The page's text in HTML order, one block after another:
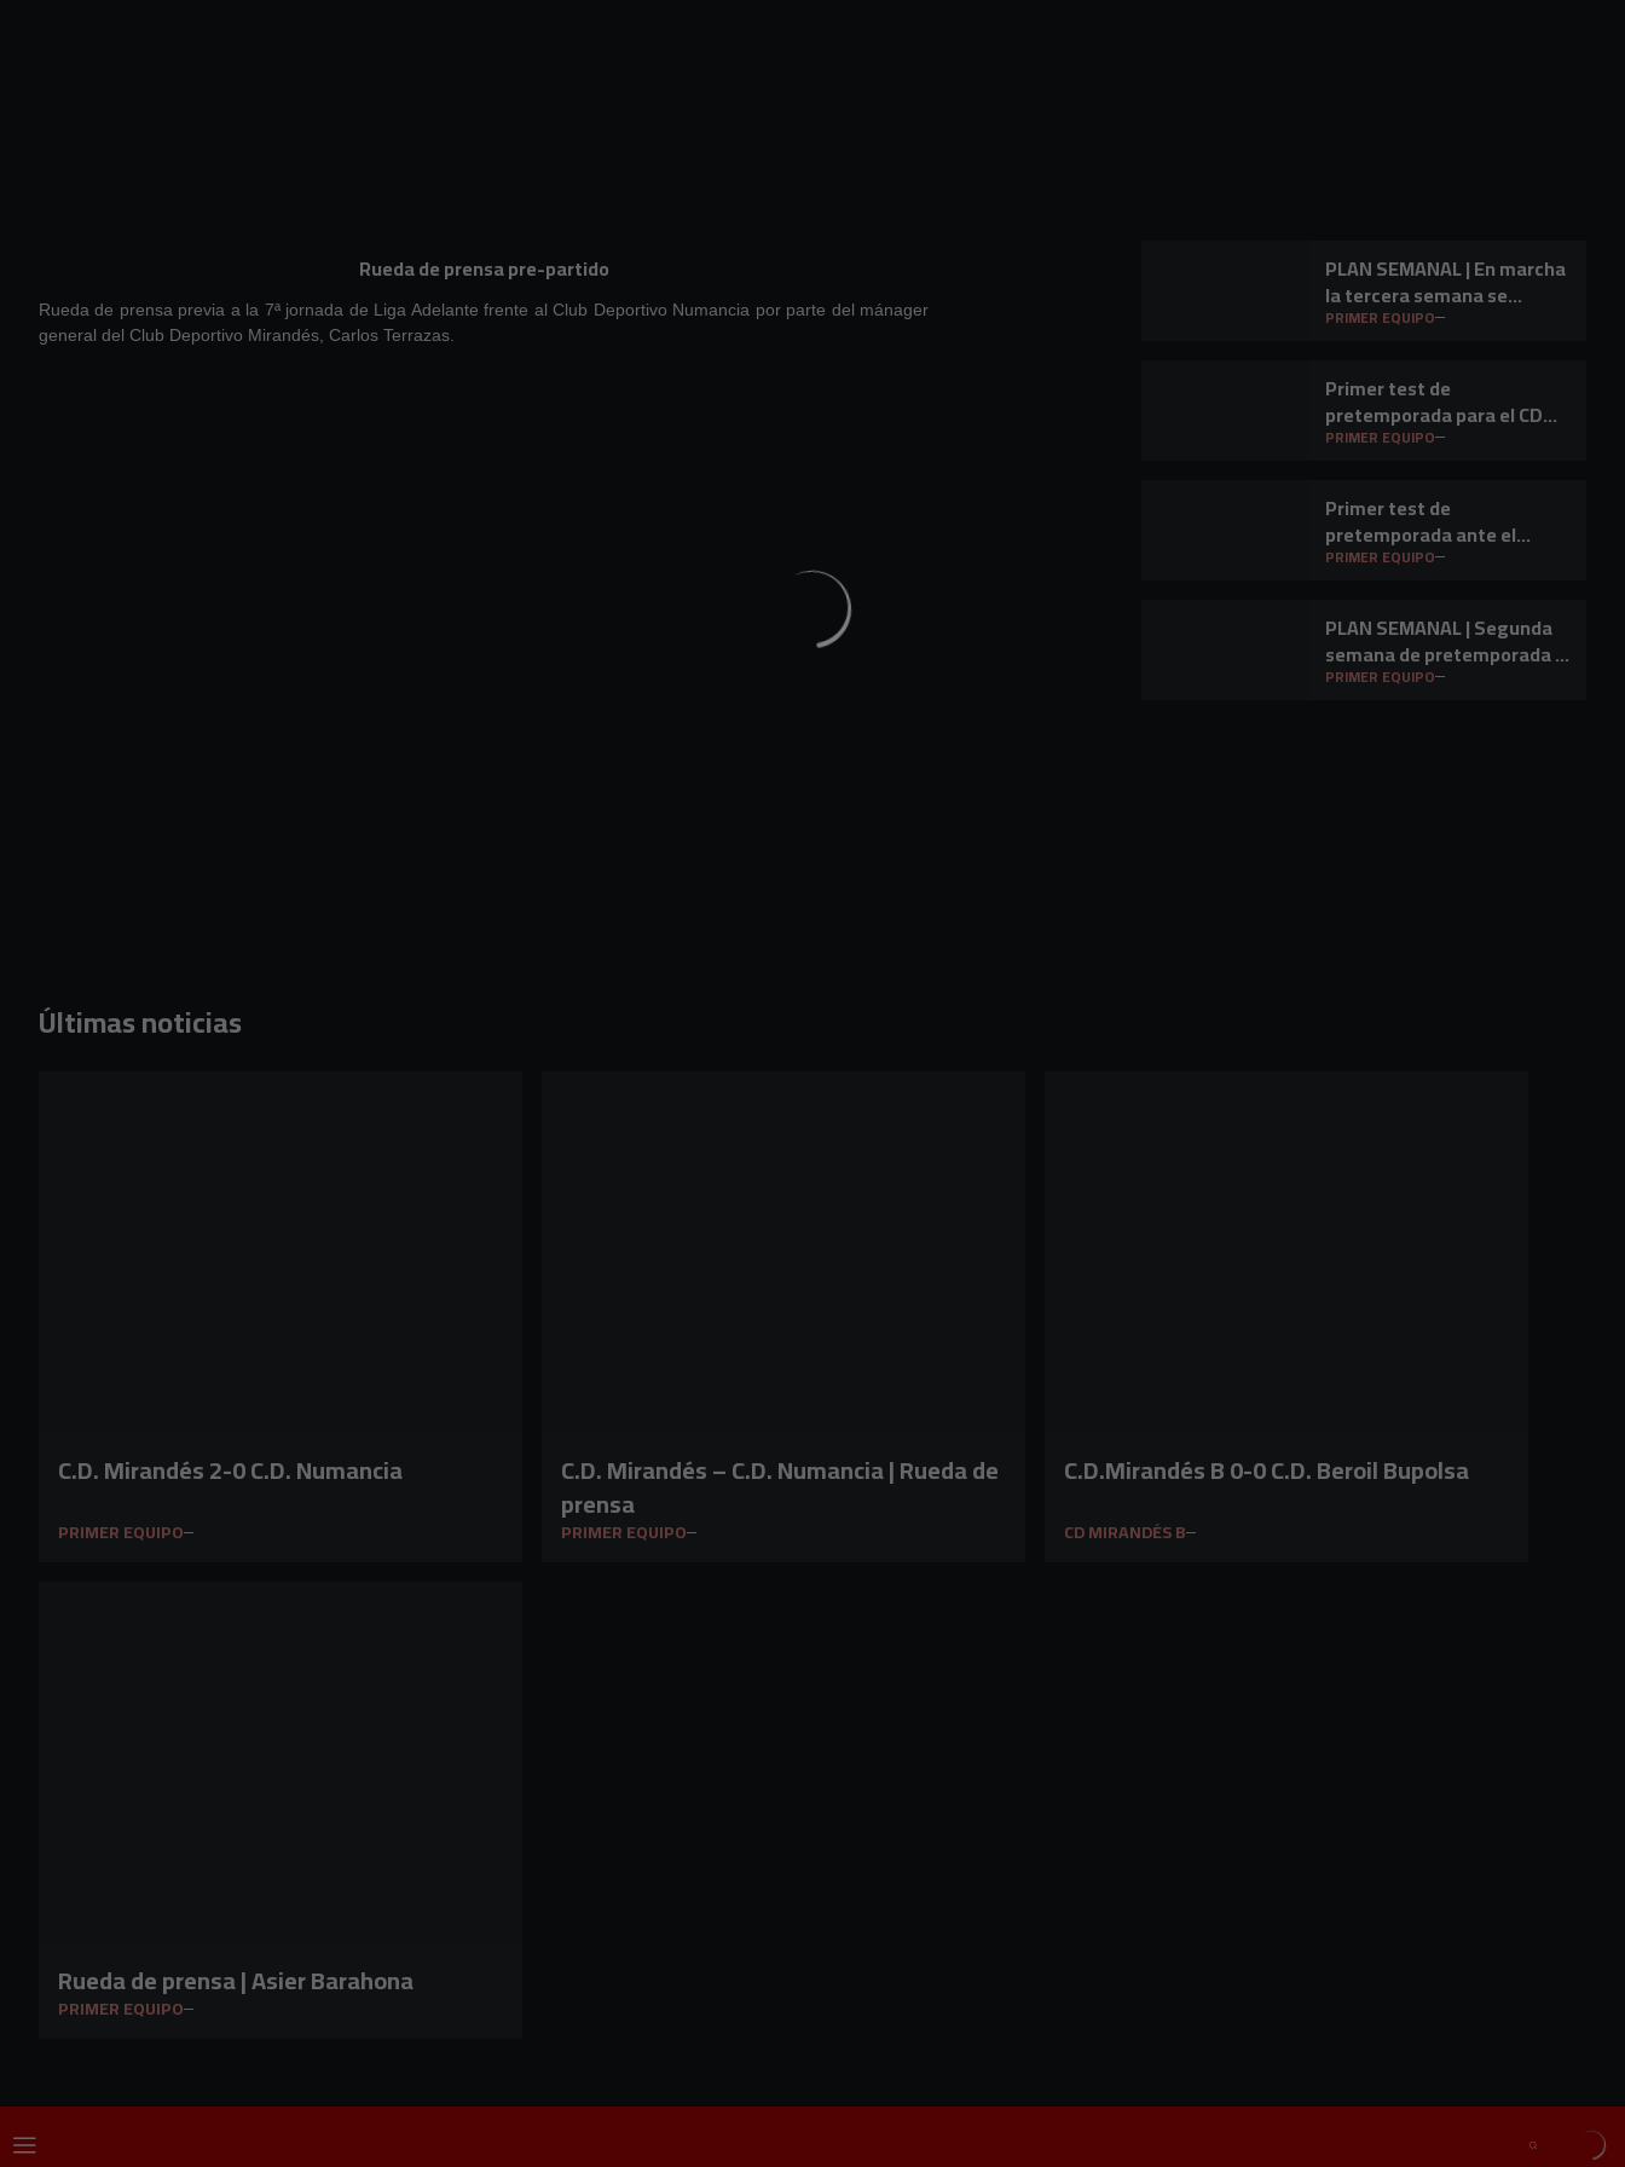
Rueda de prensa pre-partido
Rueda de prensa previa a la 7ª jornada de Liga Adelante frente al Club Deportivo Numancia por parte del mánager
general del Club Deportivo Mirandés, Carlos Terrazas.
PLAN SEMANAL | En marcha
la tercera semana se
preparación
PRIMER EQUIPO
Primer test de
pretemporada para el CD
Mirandés en Lasesarre
PRIMER EQUIPO
Primer test de
pretemporada ante el
Barakaldo CF
PRIMER EQUIPO
PLAN SEMANAL | Segunda
semana de pretemporada y
primer amistoso a la vista
PRIMER EQUIPO
Últimas noticias
C.D. Mirandés 2-0 C.D. Numancia
PRIMER EQUIPO
C.D. Mirandés – C.D. Numancia | Rueda de
prensa
PRIMER EQUIPO
C.D.Mirandés B 0-0 C.D. Beroil Bupolsa
CD MIRANDÉS B
Rueda de prensa | Asier Barahona
PRIMER EQUIPO